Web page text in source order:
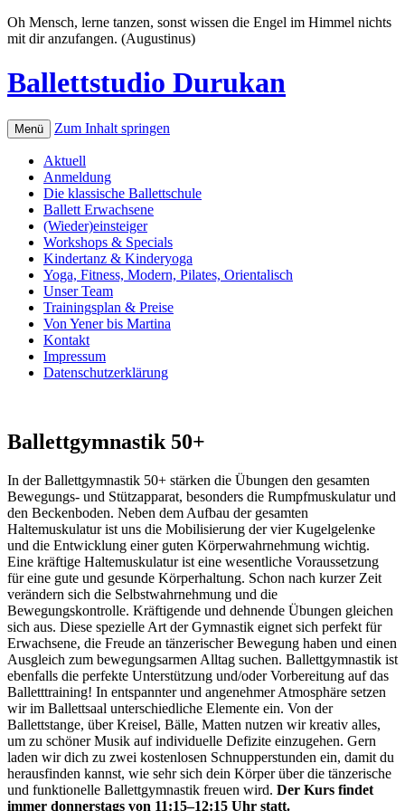
Oh Mensch, lerne tanzen, sonst wissen die Engel im Himmel nichts
mit dir anzufangen. (Augustinus)
Ballettstudio Durukan
Menü Zum Inhalt springen
Aktuell
Anmeldung
Die klassische Ballettschule
Ballett Erwachsene
(Wieder)einsteiger
Workshops & Specials
Kindertanz & Kinderyoga
Yoga, Fitness, Modern, Pilates, Orientalisch
Unser Team
Trainingsplan & Preise
Von Yener bis Martina
Kontakt
Impressum
Datenschutzerklärung
Ballettgymnastik 50+
In der Ballettgymnastik 50+ stärken die Übungen den gesamten
Bewegungs- und Stützapparat, besonders die Rumpfmuskulatur und
den Beckenboden. Neben dem Aufbau der gesamten
Haltemuskulatur ist uns die Mobilisierung der vier Kugelgelenke
und die Entwicklung einer guten Körperwahrnehmung wichtig.
Eine kräftige Haltemuskulatur ist eine wesentliche Voraussetzung
für eine gute und gesunde Körperhaltung. Schon nach kurzer Zeit
verändern sich die Selbstwahrnehmung und die
Bewegungskontrolle. Kräftigende und dehnende Übungen gleichen
sich aus. Diese spezielle Art der Gymnastik eignet sich perfekt für
Erwachsene, die Freude an tänzerischer Bewegung haben und einen
Ausgleich zum bewegungsarmen Alltag suchen. Ballettgymnastik ist
ebenfalls die perfekte Unterstützung und/oder Vorbereitung auf das
Balletttraining! In entspannter und angenehmer Atmosphäre setzen
wir im Ballettsaal unterschiedliche Elemente ein. Von der
Ballettstange, über Kreisel, Bälle, Matten nutzen wir kreativ alles,
um zu schöner Musik auf individuelle Defizite einzugehen. Gern
laden wir dich zu zwei kostenlosen Schnupperstunden ein, damit du
herausfinden kannst, wie sehr sich dein Körper über die tänzerische
und funktionelle Ballettgymnastik freuen wird. Der Kurs findet
immer donnerstags von 11:15–12:15 Uhr statt.